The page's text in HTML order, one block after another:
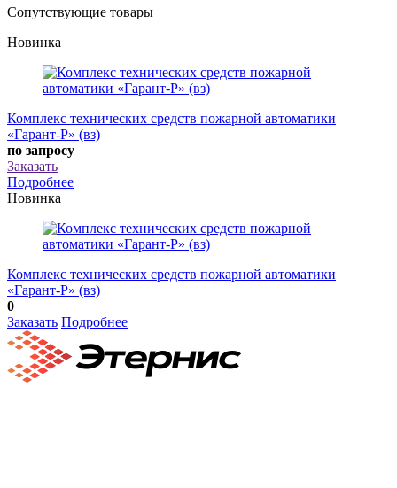
Сопутствующие товары
Новинка
Комплекс технических средств пожарной автоматики
«Гарант-Р» (вз)
по запросу
Заказать
Подробнее
Новинка
Комплекс технических средств пожарной автоматики
«Гарант-Р» (вз)
0
Заказать Подробнее